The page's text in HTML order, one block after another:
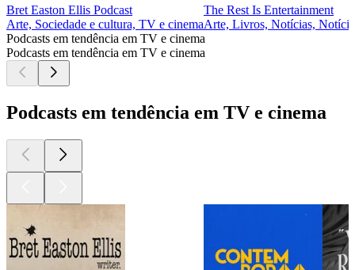
Bret Easton Ellis Podcast
Arte, Sociedade e cultura, TV e cinema
The Rest Is Entertainment
Arte, Livros, Notícias,
Podcasts em tendência em TV e cinema
Podcasts em tendência em TV e cinema
Podcasts em tendência em TV e cinema